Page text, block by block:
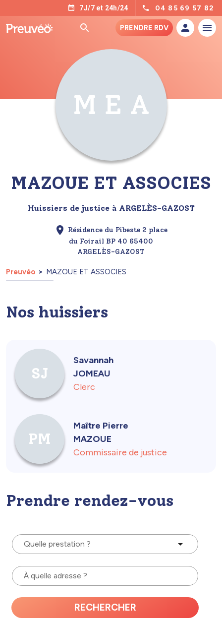
7J/7 et 24h/24 04 85 69 57 82
PRENDRE RDV
M E A
MAZOUE ET ASSOCIES
Huissiers de justice à ARGELÈS-GAZOST
Résidence du Pibeste 2 place
du Foirail BP 40 65400
ARGELÈS-GAZOST
Preuvéo MAZOUE ET ASSOCIES
Nos huissiers
SJ
Savannah
JOMEAU
Clerc
PM
Maître Pierre
MAZOUE
Commissaire de justice
Prendre rendez-vous
Quelle prestation ?
À quelle adresse ?
RECHERCHER